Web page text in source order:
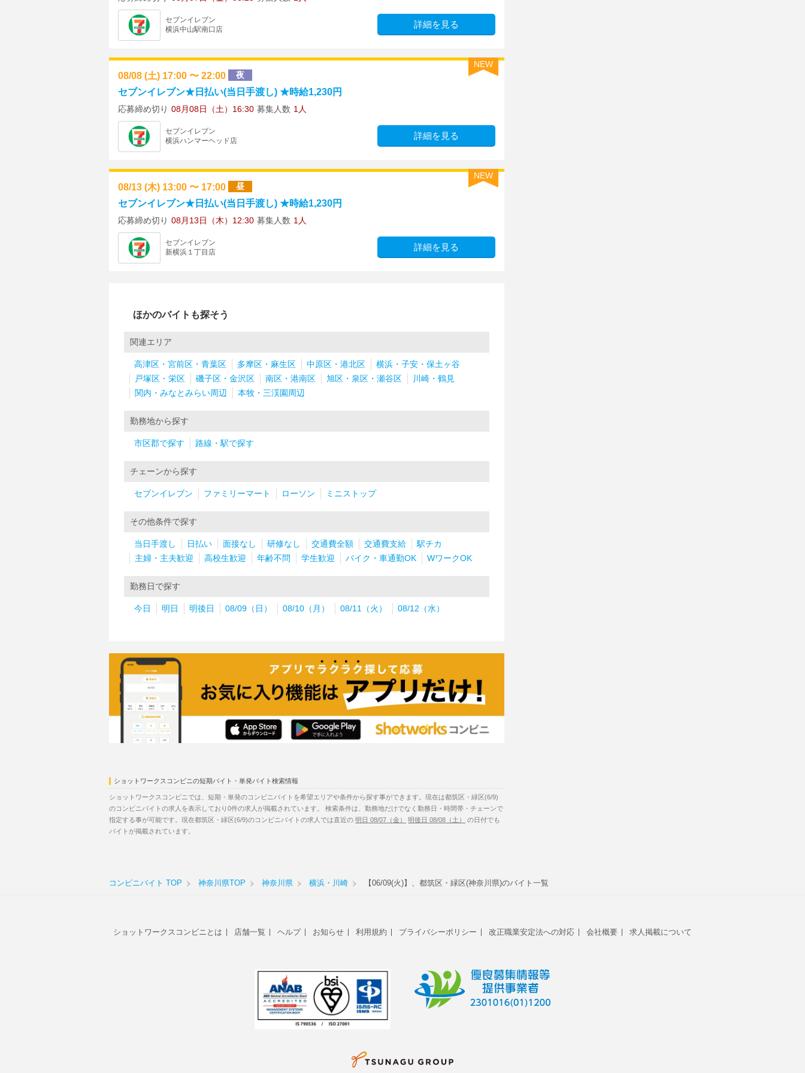
セブンイレブン
横浜中山駅南口店
詳細を見る
NEW
08/08 (土) 17:00 〜 22:00 夜
セブンイレブン★日払い(当日手渡し) ★時給1,230円
応募締め切り 08月08日（土）16:30 募集人数 1人
セブンイレブン
横浜ハンマーヘッド店
詳細を見る
NEW
08/13 (木) 13:00 〜 17:00 昼
セブンイレブン★日払い(当日手渡し) ★時給1,230円
応募締め切り 08月13日（木）12:30 募集人数 1人
セブンイレブン
新横浜１丁目店
詳細を見る
ほかのバイトも探そう
関連エリア
高津区・宮前区・青葉区 多摩区・麻生区 中原区・港北区
横浜・子安・保土ヶ谷
戸塚区・栄区
磯子区・金沢区 南区・港南区 旭区・泉区・瀬谷区
川崎・鶴見
関内・みなとみらい周辺
本牧・三渓園周辺
勤務地から探す
市区郡で探す 路線・駅で探す
チェーンから探す
セブンイレブン ファミリーマート ローソン ミニストップ
その他条件で探す
当日手渡し 日払い 面接なし 研修なし 交通費全額 交通費支給
駅チカ
主婦・主夫歓迎
高校生歓迎 年齢不問 学生歓迎 バイク・車通勤OK WワークOK
勤務日で探す
今日 明日 明後日 08/09（日） 08/10（月） 08/11（火） 08/12（水）
ショットワークスコンビニの短期バイト・単発バイト検索情報
ショットワークスコンビニでは、短期・単発のコンビニバイトを希望エリアや条件から探す事ができます。現在は都筑区・緑区(6/9)
のコンビニバイトの求人を表示しており0件の求人が掲載されています。 検索条件は、勤務地だけでなく勤務日・時間帯・チェーンで
指定する事が可能です。現在都筑区・緑区(6/9)のコンビニバイトの求人では直近の 明日 08/07（金） 明後日 08/08（土）
の日付でも
バイトが掲載されています。
コンビニバイト TOP 神奈川県TOP 神奈川県 横浜・川崎 【06/09(火)】、都筑区・緑区(神奈川県)のバイト一覧
ショットワークスコンビニとは 店舗一覧 ヘルプ お知らせ 利用規約 プライバシーポリシー 改正職業安定法への対応 会社概要 求人掲載について